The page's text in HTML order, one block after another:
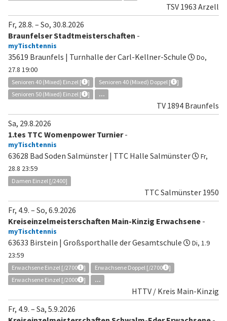
TSV 1963 Arzell
Fr, 28.8. – So, 30.8.2026
Braunfelser Stadtmeisterschaften -
myTischtennis
35619 Braunfels | Turnhalle der Carl-Kellner-Schule
Do,
27.8 19:00
Senioren 40 (Mixed) Einzel [ ] Senioren 40 (Mixed) Doppel [
]
Senioren 50 (Mixed) Einzel [
] ...
TV 1894 Braunfels
Sa, 29.8.2026
1.tes TTC Womenpower Turnier -
myTischtennis
63628 Bad Soden Salmünster | TTC Halle Salmünster
Fr,
28.8 23:59
Damen Einzel [/2400]
TTC Salmünster 1950
Fr, 4.9. – So, 6.9.2026
Kreiseinzelmeisterschaften Main-Kinzig Erwachsene -
myTischtennis
63633 Birstein | Großsporthalle der Gesamtschule
Di, 1.9
23:59
Erwachsene Einzel [/2700 ] Erwachsene Doppel [/2700
]
Erwachsene Einzel [/2000
] ...
HTTV / Kreis Main-Kinzig
Fr, 4.9. – Sa, 5.9.2026